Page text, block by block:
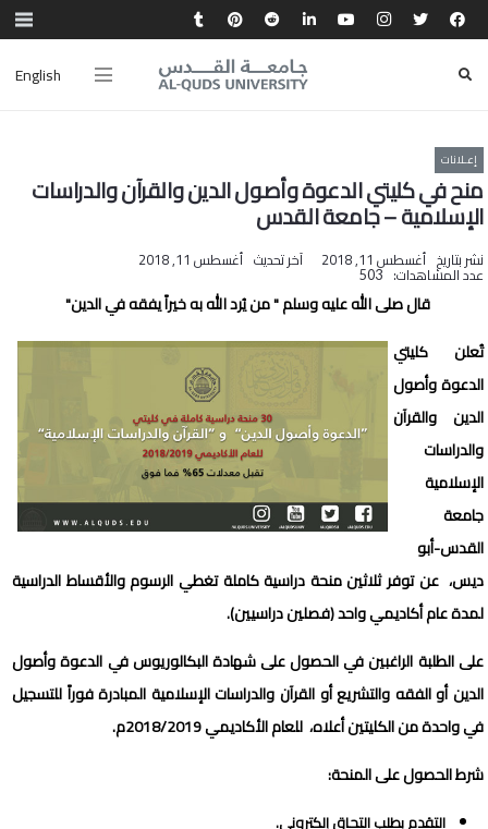
English
إعـلانات
منح في كليتي الدعوة وأصول الدين والقرآن والدراسات
الإسلامية – جامعة القدس
نشر بتاريخ أغسطس 11, 2018 آخر تحديث أغسطس 11, 2018
عدد المشاهدات: 503
قال صلى الله عليه وسلم " من يُرد الله به خيراً يفقه في الدين"
تُعلن كليتي
الدعوة وأصول
الدين والقرآن
والدراسات
الإسلامية
جامعة
القدس-أبو
ديس، عن توفر ثلاثين منحة دراسية كاملة تغطي الرسوم والأقساط الدراسية
لمدة عام أكاديمي واحد (فصلين دراسيين).
على الطلبة الراغبين في الحصول على شهادة البكالوريوس في الدعوة وأصول
الدين أو الفقه والتشريع أو القرآن والدراسات الإسلامية المبادرة فوراً للتسجيل
في واحدة من الكليتين أعلاه، للعام الأكاديمي 2018/2019م.
شرط الحصول على المنحة:
التقدم بطلب التحاق إلكتروني.